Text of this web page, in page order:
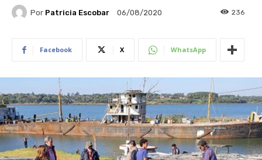
Por Patricia Escobar 06/08/2020 236
Facebook X WhatsApp